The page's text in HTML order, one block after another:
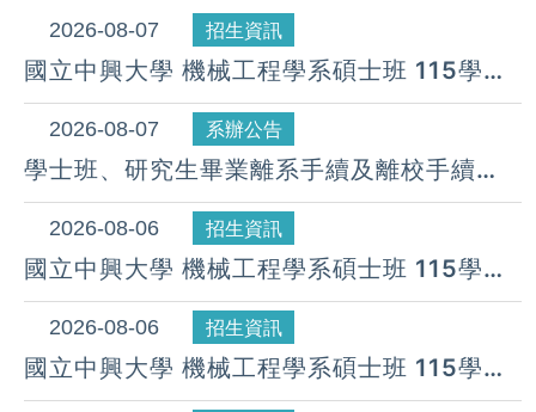
2026-08-07 招生資訊
國立中興大學 機械工程學系碩士班 115學年
度 第27梯次遞補公告( 08月 07日)
2026-08-07 系辦公告
學士班、研究生畢業離系手續及離校手續
UNDERGRADUATE AND GRADUATE
STUDENT PROCEDURE FOR
GRADUATION & DEPARTURE
2026-08-06 招生資訊
國立中興大學 機械工程學系碩士班 115學年
度 第26梯次遞補公告( 08月 06日)
2026-08-06 招生資訊
國立中興大學 機械工程學系碩士班 115學年
度 第25梯次遞補公告( 08月 06日)